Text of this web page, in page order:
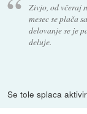
Zivjo, od včeraj
mesec se plača
delovanje se je
deluje.
Se tole splaca